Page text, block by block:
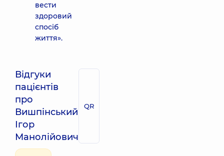
вести
здоровий
спосіб
життя».
Відгуки
пацієнтів
про
Вишпінський
Ігор
Манолійович
QR